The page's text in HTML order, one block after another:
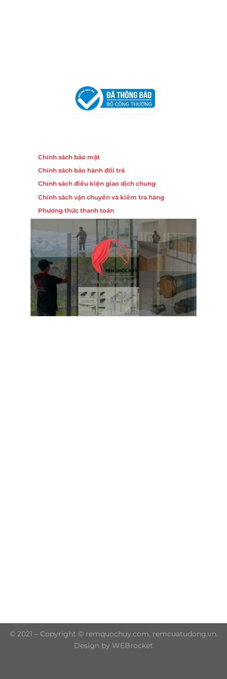
Chính sách bảo mật
Chính sách bảo hành đổi trả
Chính sách điều kiện giao dịch chung
Chính sách vận chuyển và kiểm tra hàng
Phương thức thanh toán
© 2021 – Copyright © remquochuy.com. remcuatudong.vn.
Design by WEBrocket